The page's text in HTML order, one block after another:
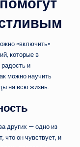
«включить»
которые в
и
можно научить
на всю жизнь.
других — одно из
что он чувствует, и